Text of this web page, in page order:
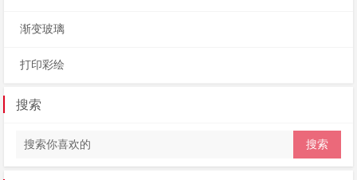
渐变玻璃
打印彩绘
搜索